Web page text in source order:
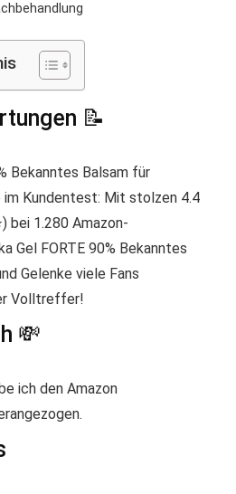
📝
Bekanntes Balsam für
im Kundentest: Mit stolzen 4.4
bei 1.280 Amazon-
Gel FORTE 90% Bekanntes
Gelenke viele Fans
Volltreffer!
💸
ich den Amazon